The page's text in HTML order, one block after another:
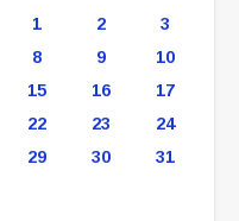
1 2
3
8 9
10
15 16
17
22 23
24
29 30 31